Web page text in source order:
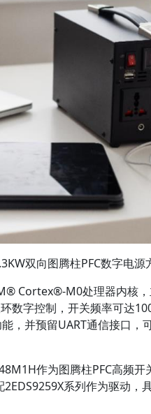
双向图腾柱PFC数字电源
Cortex®-M0处理器内核
数字控制，开关频率可达
，并预留UART通信接口，
作为图腾柱PFC高频
系列作为驱动，